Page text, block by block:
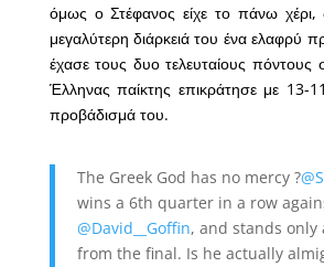
όμως ο Στέφανος είχε το πάνω χέρι,
μεγαλύτερη διάρκειά του ένα ελαφρύ
έχασε τους δυο τελευταίους πόντους
Έλληνας παίκτης επικράτησε με 13-
προβάδισμά του.
The Greek God has no mercy ?️
wins a 6th quarter in a row
@David__Goffin, and stands only
from the final. Is he actually